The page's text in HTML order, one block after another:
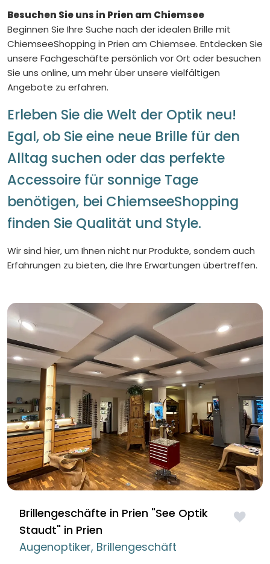
Besuchen Sie uns in Prien am Chiemsee
Beginnen Sie Ihre Suche nach der idealen Brille mit
ChiemseeShopping in Prien am Chiemsee. Entdecken Sie
unsere Fachgeschäfte persönlich vor Ort oder besuchen
Sie uns online, um mehr über unsere vielfältigen
Angebote zu erfahren.
Erleben Sie die Welt der Optik neu!
Egal, ob Sie eine neue Brille für den
Alltag suchen oder das perfekte
Accessoire für sonnige Tage
benötigen, bei ChiemseeShopping
finden Sie Qualität und Style.
Wir sind hier, um Ihnen nicht nur Produkte, sondern auch
Erfahrungen zu bieten, die Ihre Erwartungen übertreffen.
Brillengeschäfte in Prien "See Optik
Staudt" in Prien
Augenoptiker, Brillengeschäft